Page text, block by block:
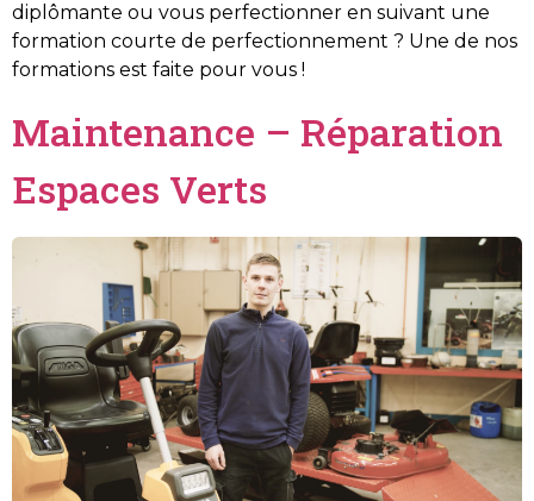
diplômante ou vous perfectionner en suivant une
formation courte de perfectionnement ? Une de nos
formations est faite pour vous !
Maintenance – Réparation
Espaces Verts